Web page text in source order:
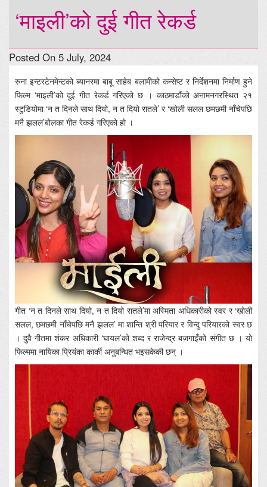
‘माइली’को दुई गीत रेकर्ड
Posted On 5 July, 2024
रुना इन्टरटेनमेन्टको ब्यानरमा बाबू साहेब बलामीको कन्सेप्ट र निर्देशनमा निर्माण हुने
फिल्म ‘माइली’को दुई गीत रेकर्ड गरिएको छ । काठमाडौंको अनामनगरस्थित २१
स्टुडियोमा ‘न त दिनले साथ दियो, न त दियो रातले’ र ‘खोली सलल छमछमी नाँचेपछि
मनै झलल’बोलका गीत रेकर्ड गरिएको हो ।
गीत ‘न त दिनले साथ दियो, न त दियो रातले’मा अस्मिता अधिकारीको स्वर र ‘खोली
सलल, छमछमी नाँचेपछि मनै झलल’ मा शान्ति श्री परियार र विन्दु परियारको स्वर छ
। दुवै गीतमा शंकर अधिकारी ‘घायल’को शब्द र राजेन्द्र बजगाइँको संगीत छ । यो
फिल्ममा नायिका प्रियंका कार्की अनुबन्धित भइसकेकी छन् ।